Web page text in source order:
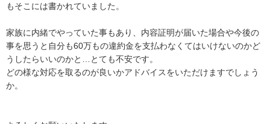
もそこには書かれていました。
家族に内緒でやっていた事もあり、内容証明が届いた場合や今後の
事を思うと自分も60万もの違約金を支払わなくてはいけないのかど
うしたらいいのかと…とても不安です。
どの様な対応を取るのが良いかアドバイスをいただけますでしょう
か。